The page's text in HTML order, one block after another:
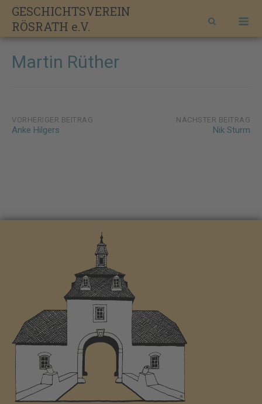
Skip
content
GESCHICHTSVEREIN
RÖSRATH e.V.
Martin Rüther
Post
navigation
VORHERIGER BEITRAG
Anke Hilgers
NÄCHSTER BEITRAG
Nik Sturm